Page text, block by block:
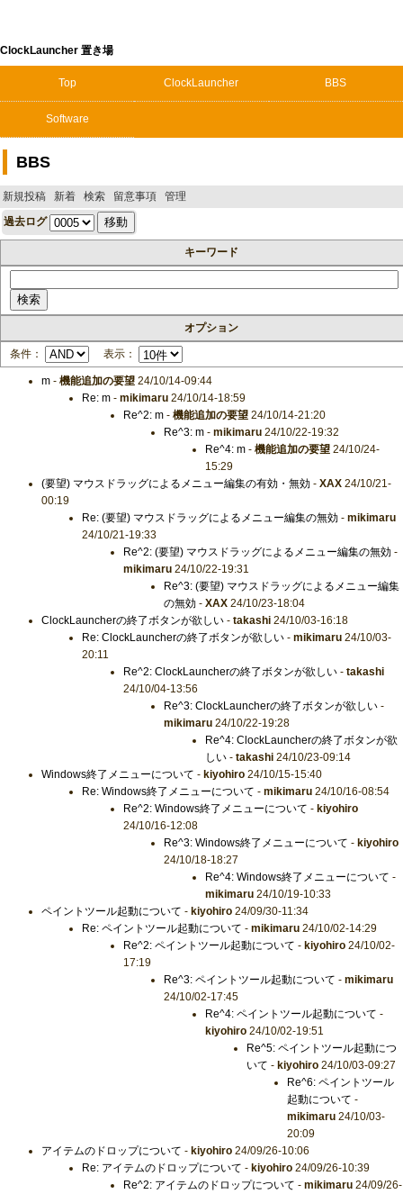
ClockLauncher 置き場
Top ClockLauncher BBS
Software
BBS
新規投稿 新着 検索 留意事項 管理
過去ログ
キーワード
オプション
条件： 表示：
m- 機能追加の要望24/10/14-09:44
Re: m -mikimaru 24/10/14-18:59
Re^2: m- 機能追加の要望24/10/14-21:20
Re^3: m -mikimaru 24/10/22-19:32
Re^4: m- 機能追加の要望24/10/24-
15:29
(要望) マウスドラッグによるメニュー編集の有効・無効- XAX24/10/21-
00:19
Re: (要望) マウスドラッグによるメニュー編集の無効 -mikimaru
24/10/21-19:33
Re^2: (要望) マウスドラッグによるメニュー編集の無効-
mikimaru24/10/22-19:31
Re^3: (要望) マウスドラッグによるメニュー編集
の無効 -XAX 24/10/23-18:04
ClockLauncherの終了ボタンが欲しい- takashi24/10/03-16:18
Re: ClockLauncherの終了ボタンが欲しい -mikimaru 24/10/03-
20:11
Re^2: ClockLauncherの終了ボタンが欲しい- takashi
24/10/04-13:56
Re^3: ClockLauncherの終了ボタンが欲しい -
mikimaru 24/10/22-19:28
Re^4: ClockLauncherの終了ボタンが欲
しい- takashi24/10/23-09:14
Windows終了メニューについて - kiyohiro24/10/15-15:40
Re: Windows終了メニューについて -mikimaru 24/10/16-08:54
Re^2: Windows終了メニューについて - kiyohiro
24/10/16-12:08
Re^3: Windows終了メニューについて - kiyohiro
24/10/18-18:27
Re^4: Windows終了メニューについて -
mikimaru24/10/19-10:33
ペイントツール起動について - kiyohiro24/09/30-11:34
Re: ペイントツール起動について -mikimaru 24/10/02-14:29
Re^2: ペイントツール起動について - kiyohiro24/10/02-
17:19
Re^3: ペイントツール起動について -mikimaru
24/10/02-17:45
Re^4: ペイントツール起動について -
kiyohiro24/10/02-19:51
Re^5: ペイントツール起動につ
いて - kiyohiro24/10/03-09:27
Re^6: ペイントツール
起動について -
mikimaru 24/10/03-
20:09
アイテムのドロップについて - kiyohiro24/09/26-10:06
Re: アイテムのドロップについて - kiyohiro 24/09/26-10:39
Re^2: アイテムのドロップについて - mikimaru24/09/26-